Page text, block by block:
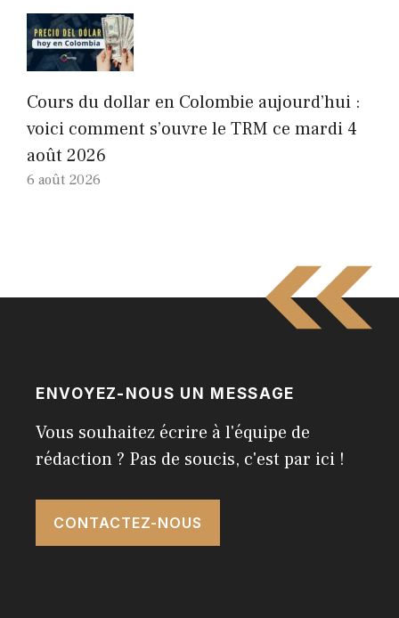
Cours du dollar en Colombie aujourd’hui :
voici comment s’ouvre le TRM ce mardi 4
août 2026
6 août 2026
ENVOYEZ-NOUS UN MESSAGE
Vous souhaitez écrire à l'équipe de
rédaction ? Pas de soucis, c'est par ici !
CONTACTEZ-NOUS